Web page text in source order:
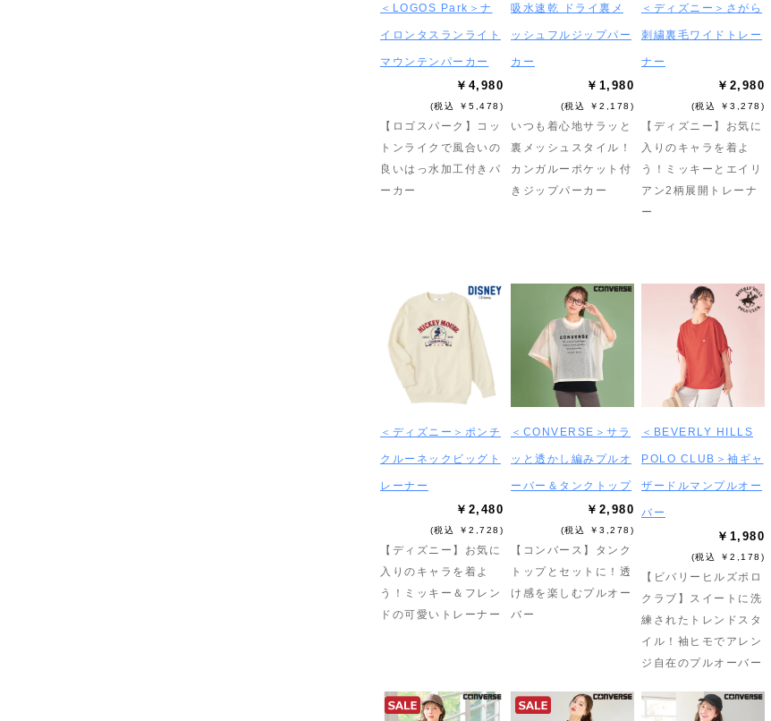
＜LOGOS Park＞ナ
イロンタスランライト
マウンテンパーカー
￥4,980
(税込 ￥5,478)
【ロゴスパーク】コッ
トンライクで風合いの
良いはっ水加工付きパ
ーカー
吸水速乾 ドライ裏メ
ッシュフルジップパー
カー
￥1,980
(税込 ￥2,178)
いつも着心地サラッと
裏メッシュスタイル！
カンガルーポケット付
きジップパーカー
＜ディズニー＞さがら
刺繍裏毛ワイドトレー
ナー
￥2,980
(税込 ￥3,278)
【ディズニー】お気に
入りのキャラを着よ
う！ミッキーとエイリ
アン2柄展開トレーナ
ー
＜ディズニー＞ポンチ
クルーネックビッグト
レーナー
￥2,480
(税込 ￥2,728)
【ディズニー】お気に
入りのキャラを着よ
う！ミッキー＆フレン
ドの可愛いトレーナー
＜CONVERSE＞サラ
ッと透かし編みプルオ
ーバー＆タンクトップ
￥2,980
(税込 ￥3,278)
【コンバース】タンク
トップとセットに！透
け感を楽しむプルオー
バー
＜BEVERLY HILLS
POLO CLUB＞袖ギャ
ザードルマンプルオー
バー
￥1,980
(税込 ￥2,178)
【ビバリーヒルズポロ
クラブ】スイートに洗
練されたトレンドスタ
イル！袖ヒモでアレン
ジ自在のプルオーバー